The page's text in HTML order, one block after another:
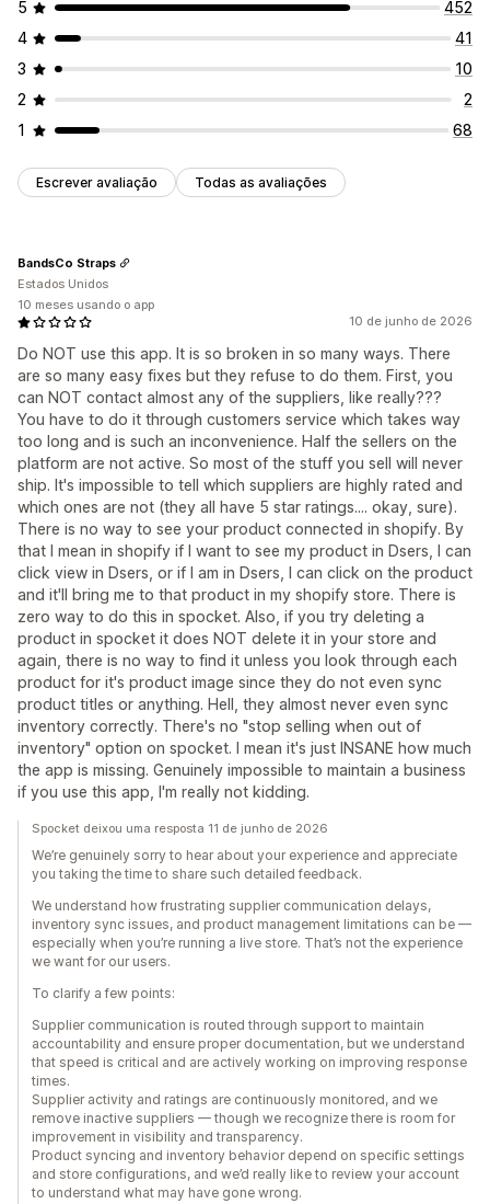
5
452
4
41
3
10
2
2
1
68
Escrever avaliação Todas as avaliações
10 de junho de 2026
Do NOT use this app. It is so broken in so many ways. There
are so many easy fixes but they refuse to do them. First, you
can NOT contact almost any of the suppliers, like really???
You have to do it through customers service which takes way
too long and is such an inconvenience. Half the sellers on the
platform are not active. So most of the stuff you sell will never
ship. It's impossible to tell which suppliers are highly rated and
which ones are not (they all have 5 star ratings.... okay, sure).
There is no way to see your product connected in shopify. By
that I mean in shopify if I want to see my product in Dsers, I can
click view in Dsers, or if I am in Dsers, I can click on the product
and it'll bring me to that product in my shopify store. There is
zero way to do this in spocket. Also, if you try deleting a
product in spocket it does NOT delete it in your store and
again, there is no way to find it unless you look through each
product for it's product image since they do not even sync
product titles or anything. Hell, they almost never even sync
inventory correctly. There's no "stop selling when out of
inventory" option on spocket. I mean it's just INSANE how much
the app is missing. Genuinely impossible to maintain a business
if you use this app, I'm really not kidding.
BandsCo Straps
Estados Unidos
10 meses usando o app
Spocket deixou uma resposta 11 de junho de 2026
We’re genuinely sorry to hear about your experience and appreciate
you taking the time to share such detailed feedback.
We understand how frustrating supplier communication delays,
inventory sync issues, and product management limitations can be —
especially when you’re running a live store. That’s not the experience
we want for our users.
To clarify a few points:
Supplier communication is routed through support to maintain
accountability and ensure proper documentation, but we understand
that speed is critical and are actively working on improving response
times.
Supplier activity and ratings are continuously monitored, and we
remove inactive suppliers — though we recognize there is room for
improvement in visibility and transparency.
Product syncing and inventory behavior depend on specific settings
and store configurations, and we’d really like to review your account
to understand what may have gone wrong.